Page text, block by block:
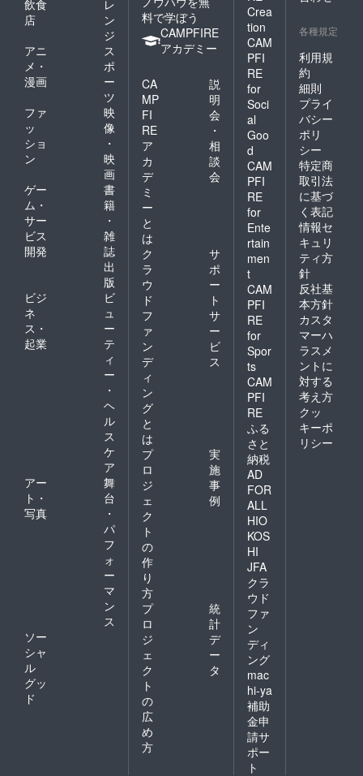
飲食
店
レ
ン
ジ
アニ
メ・
漫画
ス
ポ
ー
ツ
ファ
ッ
ショ
ン
映
像
・
映
画
ゲー
ム・
サー
ビス
開発
書
籍
・
雑
誌
出
版
ビジ
ネ
ス・
起業
ビ
ュ
ー
テ
ィ
ー
・
ヘ
ル
ス
ケ
ア
アー
ト・
写真
舞
台
・
パ
フ
ォ
ー
マ
ン
ス
ソー
シャ
ル
グッ
ド
料で学ぼう
CAMPFIRE
アカデミー
CA
MP
FI
RE
ア
カ
デ
ミ
ー
と
は
説
明
会
・
相
談
会
ク
ラ
ウ
ド
フ
ァ
ン
デ
ィ
ン
グ
と
は
サ
ポ
ー
ト
サ
ー
ビ
ス
プ
ロ
ジ
ェ
ク
ト
の
作
り
方
実
施
事
例
プ
ロ
ジ
ェ
ク
ト
の
広
め
方
統
計
デ
ー
タ
Crea
tion
CAM
PFI
RE
for
Soci
al
Goo
d
CAM
PFI
RE
for
Ente
rtain
men
t
CAM
PFI
RE
for
Spor
ts
CAM
PFI
RE
ふる
さと
納税
AD
FOR
ALL
HIO
KOS
HI
JFA
クラ
ウド
ファ
ン
ディ
ング
mac
hi-ya
補助
金申
請サ
ポー
ト
各種規定
利用規
約
細則
プライ
バシー
ポリ
シー
特定商
取引法
に基づ
く表記
情報セ
キュリ
ティ方
針
反社基
本方針
カスタ
マーハ
ラスメ
ントに
対する
考え方
クッ
キーポ
リシー